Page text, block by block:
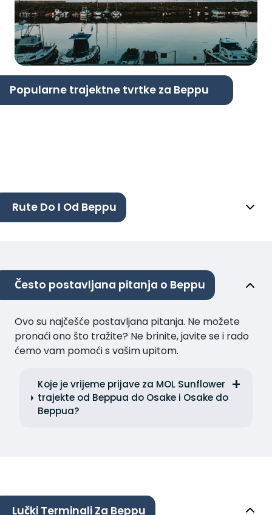
Popularne trajektne tvrtke za Beppu
Rute Do I Od Beppu
Često postavljana pitanja o Beppu
Ovo su najčešće postavljana pitanja. Ne možete
pronaći ono što tražite? Ne brinite, javite se i rado
ćemo vam pomoći s vašim upitom.
Koje je vrijeme prijave za MOL Sunflower
trajekte od Beppua do Osake i Osake do
Beppua?
Lučki Terminali Za Beppu